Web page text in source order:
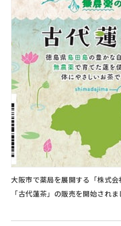
大阪市で薬局を展開する「株式会
「古代蓮茶」の販売を開始され